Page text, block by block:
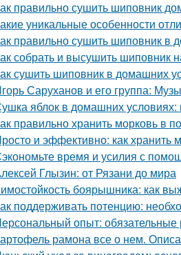
правильно сушить шиповник
уникальные особенности
правильно сушить шиповник в
собрать и высушить шиповник
сушить шиповник в домашних
Саруханов и его группа:
яблок в домашних условиях:
правильно хранить морковь в
и эффективно: как хранить
время и усилия с
Глызин: от Рязани до мира
боярышника: как
поддерживать потенцию:
опыт: обязательные
рамона все о нем.